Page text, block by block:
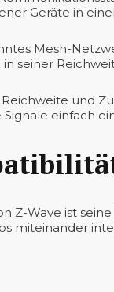
Geräte in
Mesh-
seiner
und
Signale einfach
Z-Wave ist
miteinander